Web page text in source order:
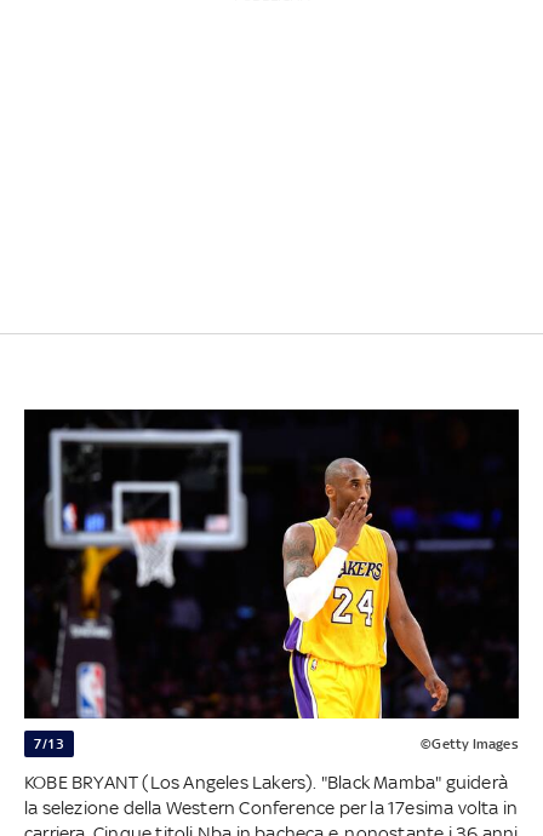
7/13 ©Getty Images
KOBE BRYANT (Los Angeles Lakers). "Black Mamba" guiderà
la selezione della Western Conference per la 17esima volta in